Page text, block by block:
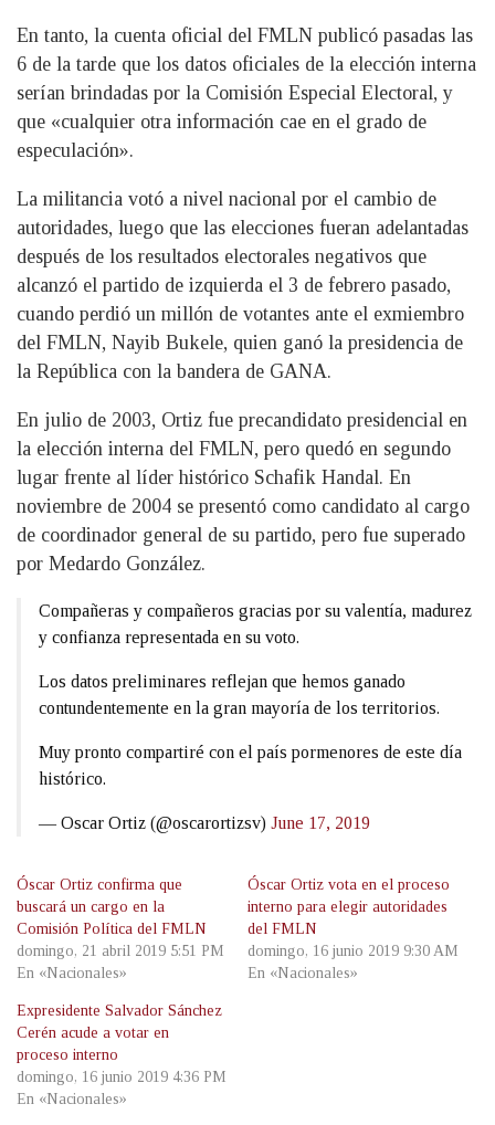
En tanto, la cuenta oficial del FMLN publicó pasadas las
6 de la tarde que los datos oficiales de la elección interna
serían brindadas por la Comisión Especial Electoral, y
que «cualquier otra información cae en el grado de
especulación».
La militancia votó a nivel nacional por el cambio de
autoridades, luego que las elecciones fueran adelantadas
después de los resultados electorales negativos que
alcanzó el partido de izquierda el 3 de febrero pasado,
cuando perdió un millón de votantes ante el exmiembro
del FMLN, Nayib Bukele, quien ganó la presidencia de
la República con la bandera de GANA.
En julio de 2003, Ortiz fue precandidato presidencial en
la elección interna del FMLN, pero quedó en segundo
lugar frente al líder histórico Schafik Handal. En
noviembre de 2004 se presentó como candidato al cargo
de coordinador general de su partido, pero fue superado
por Medardo González.
Compañeras y compañeros gracias por su valentía, madurez
y confianza representada en su voto.
Los datos preliminares reflejan que hemos ganado
contundentemente en la gran mayoría de los territorios.
Muy pronto compartiré con el país pormenores de este día
histórico.
— Oscar Ortiz (@oscarortizsv) June 17, 2019
Óscar Ortiz confirma que
buscará un cargo en la
Comisión Política del FMLN
domingo, 21 abril 2019 5:51 PM
En «Nacionales»
Óscar Ortiz vota en el proceso
interno para elegir autoridades
del FMLN
domingo, 16 junio 2019 9:30 AM
En «Nacionales»
Expresidente Salvador Sánchez
Cerén acude a votar en
proceso interno
domingo, 16 junio 2019 4:36 PM
En «Nacionales»